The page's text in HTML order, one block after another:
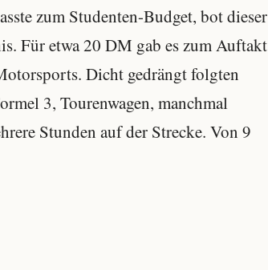
zum Studenten-Budget, bot dieser
Für etwa 20 DM gab es zum Auftakt
Dicht gedrängt folgten
3, Tourenwagen, manchmal
Stunden auf der Strecke. Von 9